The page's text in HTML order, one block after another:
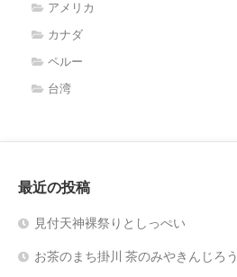
アメリカ
カナダ
ペルー
台湾
最近の投稿
見付天神裸祭りとしっぺい
お茶のまち掛川 茶のみやきんじろう